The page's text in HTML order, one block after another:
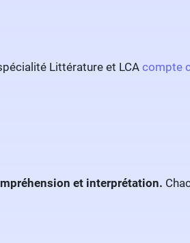
Littérature et LCA compte
et interprétation.